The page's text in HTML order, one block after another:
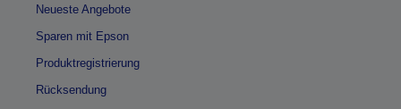
Neueste Angebote
Sparen mit Epson
Produktregistrierung
Rücksendung